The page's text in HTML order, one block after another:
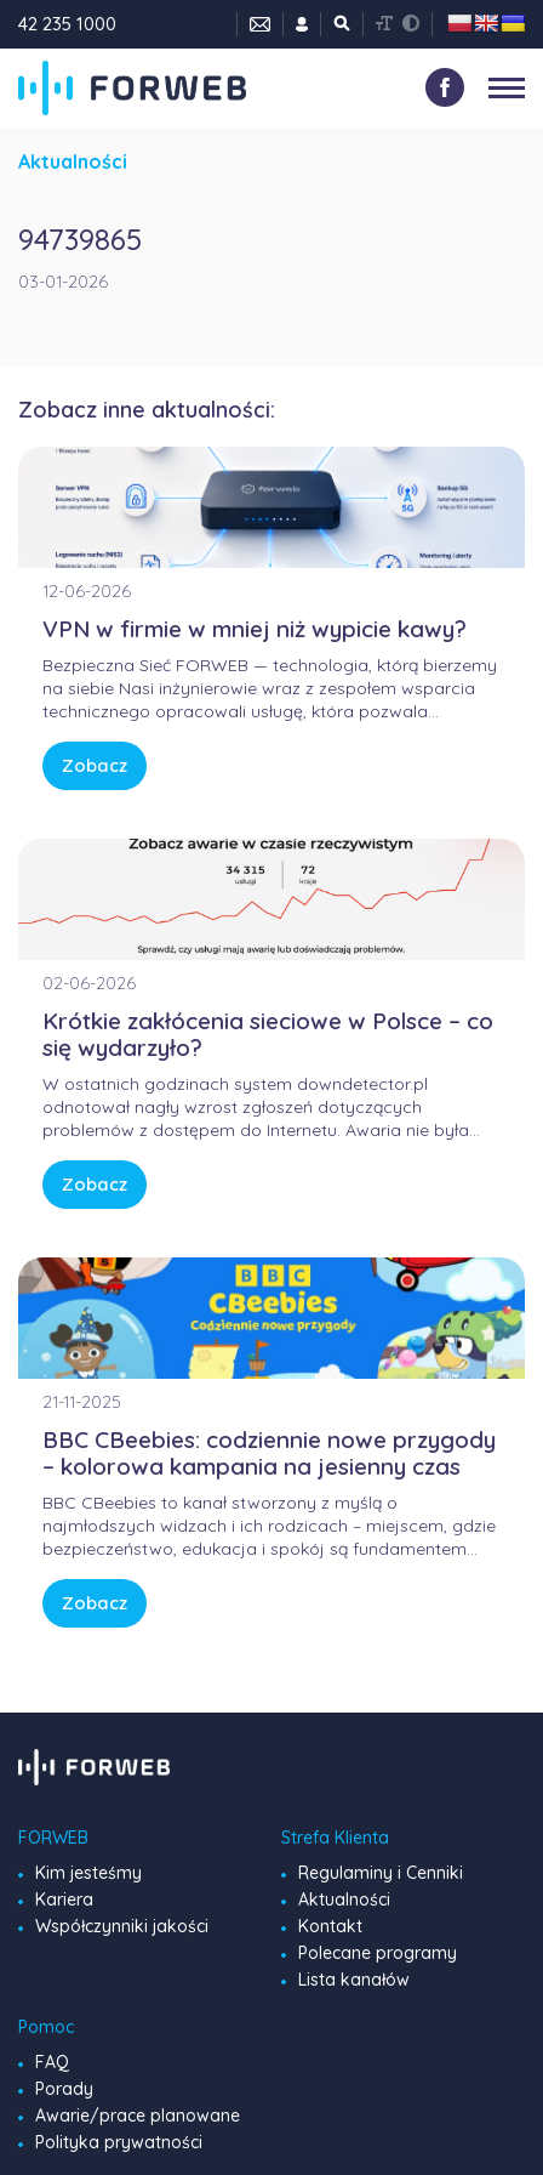
42 235 1000
Aktualności
94739865
03-01-2026
Zobacz inne aktualności:
12-06-2026
VPN w firmie w mniej niż wypicie kawy?
Bezpieczna Sieć FORWEB — technologia, którą bierzemy
na siebie Nasi inżynierowie wraz z zespołem wsparcia
technicznego opracowali usługę, która pozwala
przewidywalny. Bez samodzielnego konfigurowania
skomplikowanych urządzeń, bez studiowania
Zobacz
02-06-2026
Krótkie zakłócenia sieciowe w Polsce – co
się wydarzyło?
W ostatnich godzinach system downdetector.pl
odnotował nagły wzrost zgłoszeń dotyczących
problemów z dostępem do Internetu. Awaria nie była
lecz wynikała z przejściowego błędu w globalnej
infrastrukturze trasowania danych. Internet przypomina
Zobacz
21-11-2025
BBC CBeebies: codziennie nowe przygody
– kolorowa kampania na jesienny czas
BBC CBeebies to kanał stworzony z myślą o
najmłodszych widzach i ich rodzicach – miejscem, gdzie
bezpieczeństwo, edukacja i spokój są fundamentem
tempa, CBeebies oferuje przestrzeń, w której dzieci
mogą odkrywać świat w sposób bezpieczny, kreatywny i
Zobacz
FORWEB
Kim jesteśmy
Kariera
Współczynniki jakości
Strefa Klienta
Regulaminy i Cenniki
Aktualności
Kontakt
Polecane programy
Lista kanałów
Pomoc
FAQ
Porady
Awarie/prace planowane
Polityka prywatności